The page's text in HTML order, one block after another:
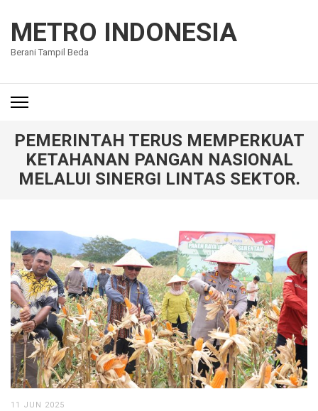
konten
(Tekan
METRO INDONESIA
Berani Tampil Beda
PEMERINTAH TERUS MEMPERKUAT
KETAHANAN PANGAN NASIONAL
MELALUI SINERGI LINTAS SEKTOR.
11 JUN 2025